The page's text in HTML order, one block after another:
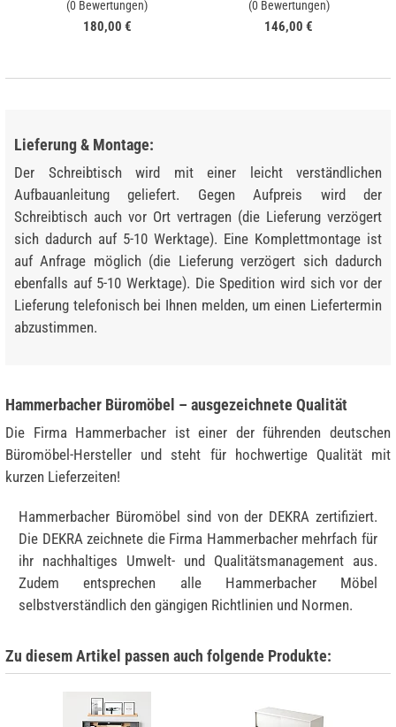
(0 Bewertungen)
180,00 €
(0 Bewertungen)
146,00 €
Lieferung & Montage:
Der Schreibtisch wird mit einer leicht verständlichen
Aufbauanleitung geliefert. Gegen Aufpreis wird der
Schreibtisch auch vor Ort vertragen (die Lieferung verzögert
sich dadurch auf 5-10 Werktage). Eine Komplettmontage ist
auf Anfrage möglich (die Lieferung verzögert sich dadurch
ebenfalls auf 5-10 Werktage). Die Spedition wird sich vor der
Lieferung telefonisch bei Ihnen melden, um einen Liefertermin
abzustimmen.
Hammerbacher Büromöbel – ausgezeichnete Qualität
Die Firma Hammerbacher ist einer der führenden deutschen
Büromöbel-Hersteller und steht für hochwertige Qualität mit
kurzen Lieferzeiten!
Hammerbacher Büromöbel sind von der DEKRA zertifiziert.
Die DEKRA zeichnete die Firma Hammerbacher mehrfach für
ihr nachhaltiges Umwelt- und Qualitätsmanagement aus.
Zudem entsprechen alle Hammerbacher Möbel
selbstverständlich den gängigen Richtlinien und Normen.
Zu diesem Artikel passen auch folgende Produkte: